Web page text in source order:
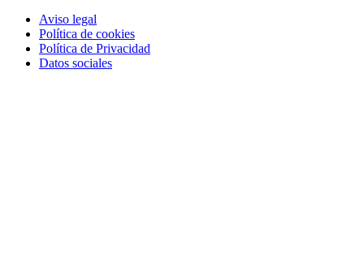
Aviso legal
Política de cookies
Política de Privacidad
Datos sociales